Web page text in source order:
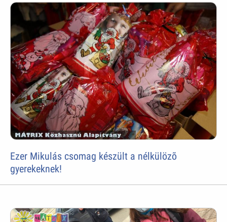
Ezer Mikulás csomag készült a nélkülözõ
gyerekeknek!